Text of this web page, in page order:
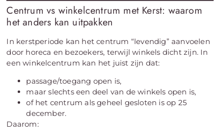
Centrum vs winkelcentrum met Kerst: waarom
het anders kan uitpakken
In kerstperiode kan het centrum “levendig” aanvoelen
door horeca en bezoekers, terwijl winkels dicht zijn. In
een winkelcentrum kan het juist zijn dat:
passage/toegang open is,
maar slechts een deel van de winkels open is,
of het centrum als geheel gesloten is op 25
december.
Daarom: